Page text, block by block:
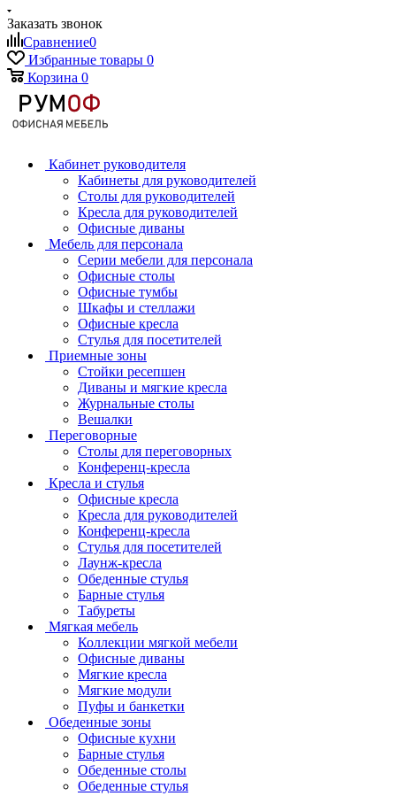
Заказать звонок
Сравнение0
Избранные товары 0
Корзина 0
Кабинет руководителя
Кабинеты для руководителей
Столы для руководителей
Кресла для руководителей
Офисные диваны
Мебель для персонала
Серии мебели для персонала
Офисные столы
Офисные тумбы
Шкафы и стеллажи
Офисные кресла
Стулья для посетителей
Приемные зоны
Стойки ресепшен
Диваны и мягкие кресла
Журнальные столы
Вешалки
Переговорные
Столы для переговорных
Конференц-кресла
Кресла и стулья
Офисные кресла
Кресла для руководителей
Конференц-кресла
Стулья для посетителей
Лаунж-кресла
Обеденные стулья
Барные стулья
Табуреты
Мягкая мебель
Коллекции мягкой мебели
Офисные диваны
Мягкие кресла
Мягкие модули
Пуфы и банкетки
Обеденные зоны
Офисные кухни
Барные стулья
Обеденные столы
Обеденные стулья